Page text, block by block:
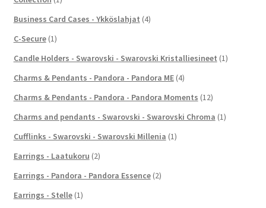
Business Card Cases - Ykköslahjat (4)
C-Secure (1)
Candle Holders - Swarovski - Swarovski Kristalliesineet (1)
Charms & Pendants - Pandora - Pandora ME (4)
Charms & Pendants - Pandora - Pandora Moments (12)
Charms and pendants - Swarovski - Swarovski Chroma (1)
Cufflinks - Swarovski - Swarovski Millenia (1)
Earrings - Laatukoru (2)
Earrings - Pandora - Pandora Essence (2)
Earrings - Stelle (1)